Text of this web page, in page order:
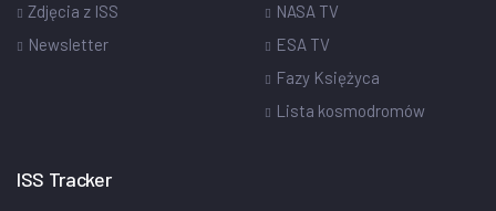
Zdjęcia z ISS
Newsletter
NASA TV
ESA TV
Fazy Księżyca
Lista kosmodromów
ISS Tracker